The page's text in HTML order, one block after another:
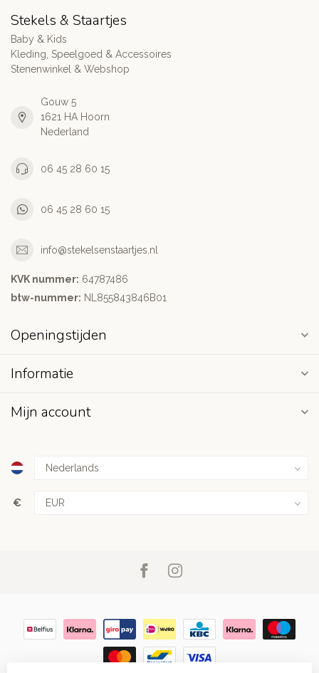
Stekels & Staartjes
Baby & Kids
Kleding, Speelgoed & Accessoires
Stenenwinkel & Webshop
Gouw 5
1621 HA Hoorn
Nederland
06 45 28 60 15
06 45 28 60 15
info@stekelsenstaartjes.nl
KVK nummer: 64787486
btw-nummer: NL855843846B01
Openingstijden
Informatie
Mijn account
€